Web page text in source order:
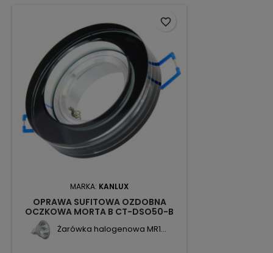
MARKA: KANLUX
OPRAWA SUFITOWA OZDOBNA
OCZKOWA MORTA B CT-DSO50-B
Żarówka halogenowa MR1...
favorite_border